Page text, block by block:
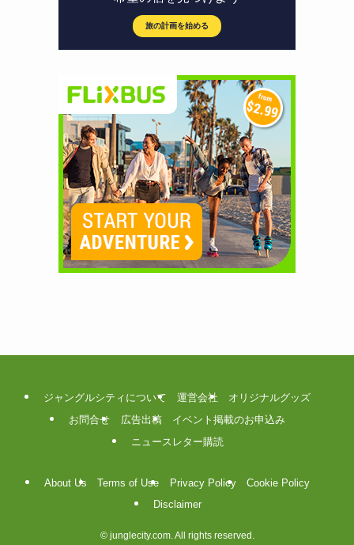
ジャングルシティについて 運営会社
オリジナルグッズ
お問合せ
広告出稿
イベント掲載のお申込み
ニュースレター購読
About Us Terms of Use Privacy Policy
Cookie Policy
Disclaimer
©junglecity.com. All rights reserved.